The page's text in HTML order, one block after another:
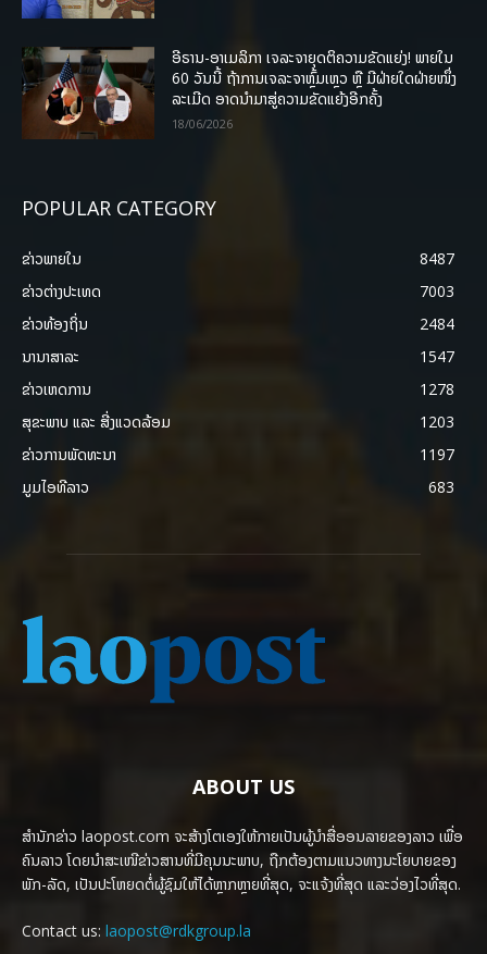
ອີຣານ-ອາເມລິກາ ເຈລະຈາຍຸດຕິຄວາມຂັດແຍ່ງ! ພາຍໃນ
60 ວັນນີ້ ຖ້າການເຈລະຈາຫຼົ້ມເຫຼວ ຫຼື ມີຝ່າຍໃດຝ່າຍໜຶ່ງ
ລະເມີດ ອາດນໍາມາສູ່ຄວາມຂັດແຍ້ງອີກຄັ້ງ
18/06/2026
POPULAR CATEGORY
ຂ່າວພາຍ​ໃນ
8487
ຂ່າວຕ່າງປະເທດ
7003
ຂ່າວທ້ອງຖິ່ນ
2484
ນານາສາລະ
1547
ຂ່າວເຫດການ
1278
ສຸຂະພາບ ແລະ ສີ່ງແວດລ້ອມ
1203
ຂ່າວການພັດທະນາ
1197
ມູມໄອທີລາວ
683
ABOUT US
ສຳນັກຂ່າວ laopost.com ຈະສ້າງໂຕເອງໃຫ້ກາຍເປັນຜູ້ນຳສື່ອອນລາຍຂອງລາວ ເພື່ອ
ຄົນລາວ ໂດຍນຳສະເໜີຂ່າວສານທີ່ມີຄຸນນະພາບ, ຖືກຕ້ອງຕາມແນວທາງນະໂຍບາຍຂອງ
ພັກ-ລັດ, ເປັນປະໂຫຍດຕໍ່ຜູ້ຊົມໃຫ້ໄດ້ຫຼາກຫຼາຍທີ່ສຸດ, ຈະແຈ້ງທີ່ສຸດ ແລະວ່ອງໄວທີ່ສຸດ.
Contact us: laopost@rdkgroup.la